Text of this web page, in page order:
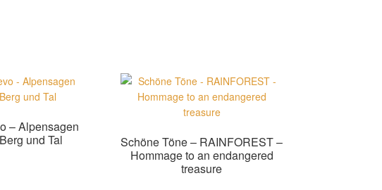
– Alpensagen
und Tal
Schöne Töne – RAINFOREST –
Hommage to an endangered
treasure